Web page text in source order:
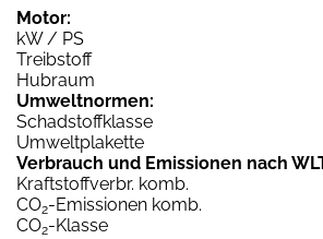
Motor:
kW / PS
Treibstoff
Hubraum
Umweltnormen:
Schadstoffklasse
Umweltplakette
Verbrauch und Emissionen nach
Kraftstoffverbr. komb.
CO2-Emissionen komb.
CO2-Klasse